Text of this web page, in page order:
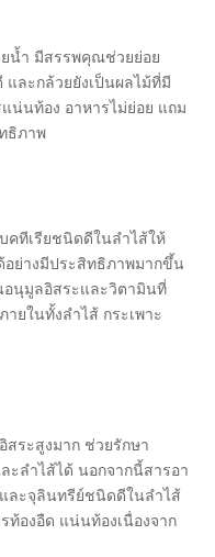
ยน้ำ มีสรรพคุณช่วยย่อย
และกล้วยยังเป็นผลไม้ที่มี
น่นท้อง อาหารไม่ย่อย แถม
ธิภาพ
คทีเรียชนิดดีในลำไส้ให้
อย่างมีประสิทธิภาพมากขึ้น
อนุมูลอิสระและวิตามินที่
ยในทั้งลำไส้ กระเพาะ
ระสูงมาก ช่วยรักษา
ะลำไส้ได้ นอกจากนี้สารอา
ละจุลินทรีย์ชนิดดีในลำไส้
ท้องอืด แน่นท้องเนื่องจาก